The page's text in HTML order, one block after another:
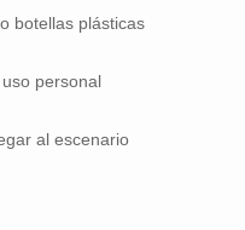
botellas plásticas
personal
al escenario